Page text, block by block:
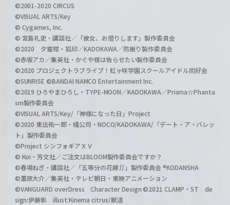
©2001-2020 CIRCUS
©VISUAL ARTS/Key
© Cygames, Inc.
© 宮島礼吏・講談社／「彼女、お借りします」製作委員会
©2020 夕蜜柑・狐印／KADOKAWA／防振り製作委員会
©赤坂アカ／集英社・かぐや様は告らせたい製作委員会
©2020 プロジェクトラブライブ！虹ヶ咲学園スクールアイドル同好会
©SUNRISE ©BANDAI NAMCO Entertainment Inc.
©2019 ひろやまひろし・TYPE-MOON／KADOKAWA／Prisma☆Phanta
sm製作委員会
©VISUAL ARTS/Key/「神様になった日」Project
©2020 東出祐一郎・橘公司・NOCO/KADOKAWA/「デート・ア・バレッ
ト」製作委員会
©Project シンフォギアＸＶ
© Koi・芳文社／ご注文はBLOOM製作委員会ですか？
©春場ねぎ・講談社／「五等分の花嫁∬」製作委員会 ®KODANSHA
©葦原大介／集英社・テレビ朝日・東映アニメーション
©VANGUARD overDress Character Design ©2021 CLAMP・ST de
sign:伊藤彰 illust:Kinema citrus/獣道